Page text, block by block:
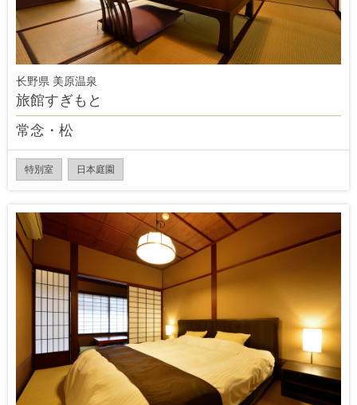
长野県 美原温泉
旅館すぎもと
常念・松
特別室 日本庭園